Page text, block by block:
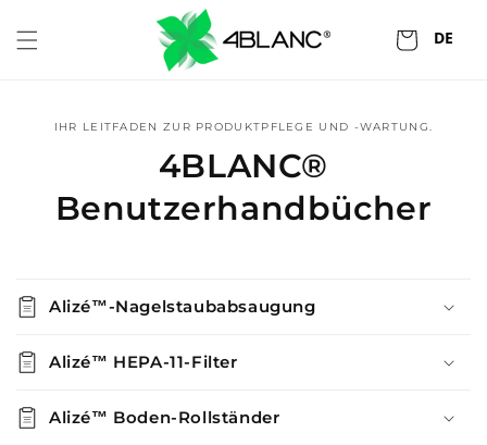
springen
Wagen DE
IHR LEITFADEN ZUR PRODUKTPFLEGE UND -WARTUNG.
4BLANC®
Benutzerhandbücher
Alizé™-Nagelstaubabsaugung
Alizé™ HEPA-11-Filter
Alizé™ Boden-Rollständer